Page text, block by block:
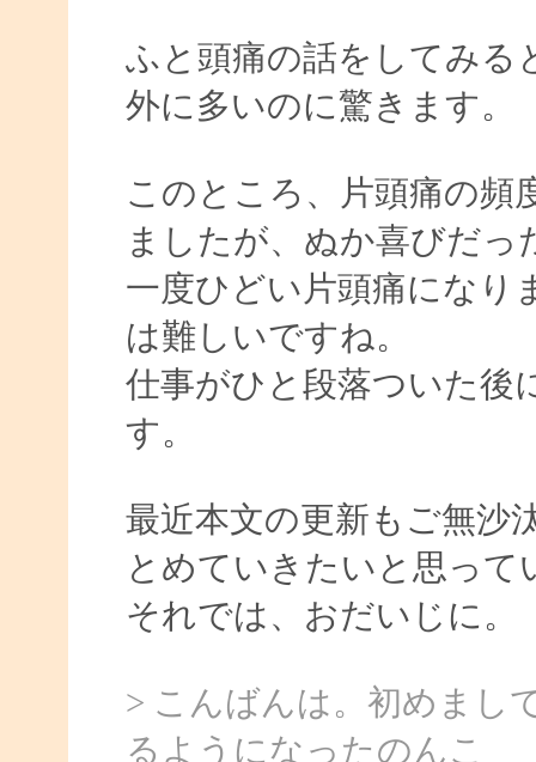
ふと頭痛の話をしてみる
外に多いのに驚きます。
このところ、片頭痛の
ましたが、ぬか喜びだ
一度ひどい片頭痛になり
は難しいですね。
仕事がひと段落ついた後
す。
最近本文の更新もご無沙
とめていきたいと思って
それでは、おだいじに。
> こんばんは。初めまし
るようになったのんこ